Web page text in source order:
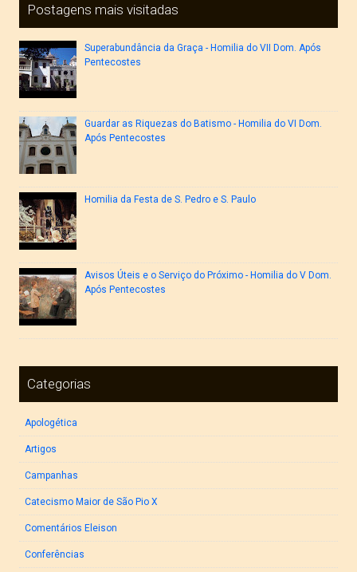
Postagens mais visitadas
Superabundância da Graça - Homilia do VII Dom. Após
Pentecostes
Guardar as Riquezas do Batismo - Homilia do VI Dom.
Após Pentecostes
Homilia da Festa de S. Pedro e S. Paulo
Avisos Úteis e o Serviço do Próximo - Homilia do V Dom.
Após Pentecostes
Categorias
Apologética
Artigos
Campanhas
Catecismo Maior de São Pio X
Comentários Eleison
Conferências